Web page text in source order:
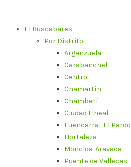
contenidoEl Buscabares
Por Distrito
Arganzuela
Carabanchel
Centro
Chamartín
Chamberí
Ciudad Lineal
Fuencarral-El Pardo
Hortaleza
Moncloa-Aravaca
Puente de Vallecas